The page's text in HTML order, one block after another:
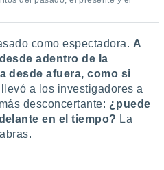
como espectadora. A
adentro de la
desde afuera, como si
llevó a los investigadores a
desconcertante: ¿puede
en el tiempo? La